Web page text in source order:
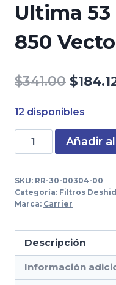
Ultima 53
850
$341.00 El
era:
$
12 disponibles
Filtro
Combustible
53
Supra
Vector
Genesis
Añadir
SKU: RR-30-00304-00
Categoría: Filtros
Marca: Carrier
Descripción
Información